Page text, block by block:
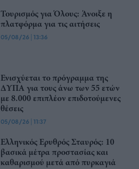
Τουρισμός για Όλους: Άνοιξε η
πλατφόρμα για τις αιτήσεις
05/08/26 | 13:36
Ενισχύεται το πρόγραμμα της
ΔΥΠΑ για τους άνω των 55 ετών
με 8.000 επιπλέον επιδοτούμενες
θέσεις
05/08/26 | 11:37
Ελληνικός Ερυθρός Σταυρός: 10
βασικά μέτρα προστασίας και
καθαρισμού μετά από πυρκαγιά